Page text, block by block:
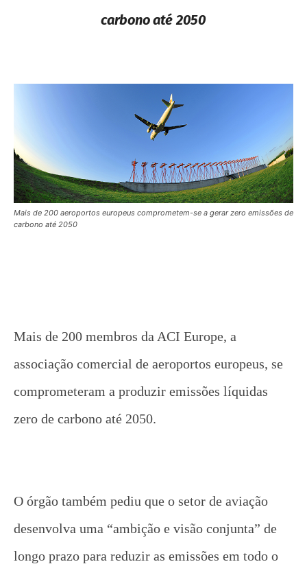
carbono até 2050
Mais de 200 aeroportos europeus comprometem-se a gerar zero emissões de
carbono até 2050
Mais de 200 membros da ACI Europe, a
associação comercial de aeroportos europeus, se
comprometeram a produzir emissões líquidas
zero de carbono até 2050.
O órgão também pediu que o setor de aviação
desenvolva uma “ambição e visão conjunta” de
longo prazo para reduzir as emissões em todo o